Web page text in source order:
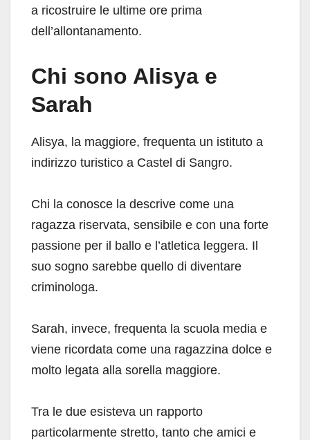
a ricostruire le ultime ore prima
dell’allontanamento.
Chi sono Alisya e
Sarah
Alisya, la maggiore, frequenta un istituto a
indirizzo turistico a Castel di Sangro.
Chi la conosce la descrive come una
ragazza riservata, sensibile e con una forte
passione per il ballo e l’atletica leggera. Il
suo sogno sarebbe quello di diventare
criminologa.
Sarah, invece, frequenta la scuola media e
viene ricordata come una ragazzina dolce e
molto legata alla sorella maggiore.
Tra le due esisteva un rapporto
particolarmente stretto, tanto che amici e